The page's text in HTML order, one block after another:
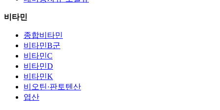
비타민
종합비타민
비타민B군
비타민C
비타민D
비타민K
비오틴·판토텐산
엽산